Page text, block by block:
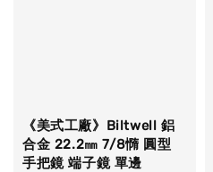
《美式工廠》Biltwell 鋁
合金 22.2㎜ 7/8憜 圓型
手把鏡 端子鏡 單邊